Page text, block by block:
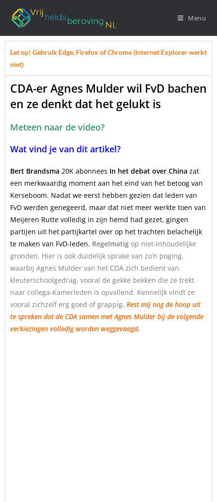
Menu
Let op! Gebruik Edge, Firefox of Chrome (Internet Explorer werkt
niet)
CDA-er Agnes Mulder wil FvD bachen
en ze denkt dat het gelukt is
Meteen naar de video?
Wat vind je van dit artikel?
Bert Brandsma 20K abonnees In het debat over China zat
een merkwaardig moment aan het eind van het betoog van
Kerseboom. Nadat we eerst hebben gezien dat leden van
FvD werden genegeerd, maar dat niet meer werkte toen van
Meijeren Rutte volledig in zijn hemd had gezet, gingen
partijen uit het partijkartel over op het trachten belachelijk
te maken van FvD-leden. Regelmatig op niet-inhoudelijke
gronden. Hier is ook duidelijk sprake van zo’n poging,
waarbij Agnes Mulder van het CDA zich bedient van
kleuterschoolgedrag, vooral de gekke bekken die ze trekt
naar collega-Kamerleden is opvallend. Kennelijk vindt ze
vooral zichzelf erg goed of grappig. Rest mij nog de hoop uit
te spreken dat de CDA samen met Agnes Mulder bij de volgende
verkiezingen volledig worden weggevaagd.